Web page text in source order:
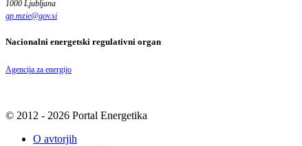
1000 Ljubljana
gp.mzie@gov.si
Nacionalni energetski regulativni organ
Agencija za energijo
© 2012 - 2026 Portal Energetika
O avtorjih